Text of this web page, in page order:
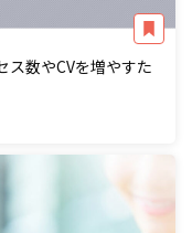
ス数やCVを増やすた